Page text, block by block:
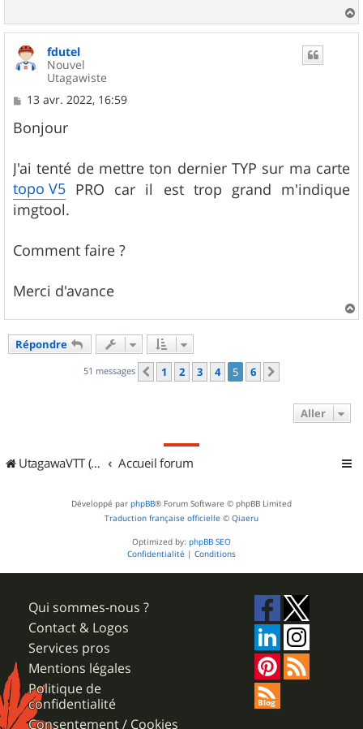
e
a
fdutel
Nouvel
Utagawiste
M
s
s
g
e
13 avr. 2022, 16:59
Bonjour
J'ai tenté de mettre ton dernier TYP sur ma carte
topo V5 PRO car il est trop grand m'indique
imgtool.
Comment faire ?
Merci d'avance
a
Répondre
51 messages Précédent
1 2 3 4 5 6
Aller
UtagawaVTT (Randos VTT et VTTAE avec traces GPS) Accueil forum
Développé par phpBB® Forum Software © phpBB Limited
Traduction française officielle © Qiaeru
Optimized by: phpBB SEO
Confidentialité | Conditions
Qui sommes-nous ?
Contact & Logos
Services pros
Mentions légales
Politique de
confidentialité
Consentement / Cookies